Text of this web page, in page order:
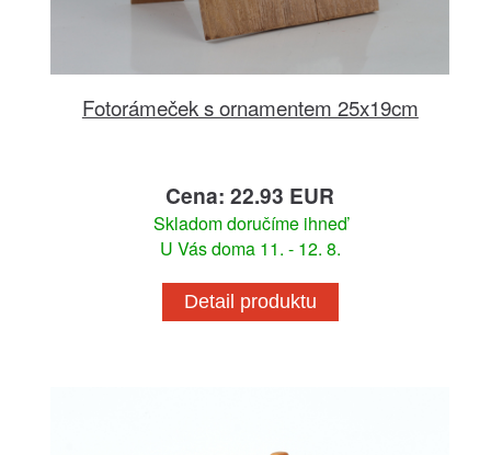
Fotorámeček s ornamentem 25x19cm
Cena: 22.93 EUR
Skladom doručíme ihneď
U Vás doma 11. - 12. 8.
Detail produktu